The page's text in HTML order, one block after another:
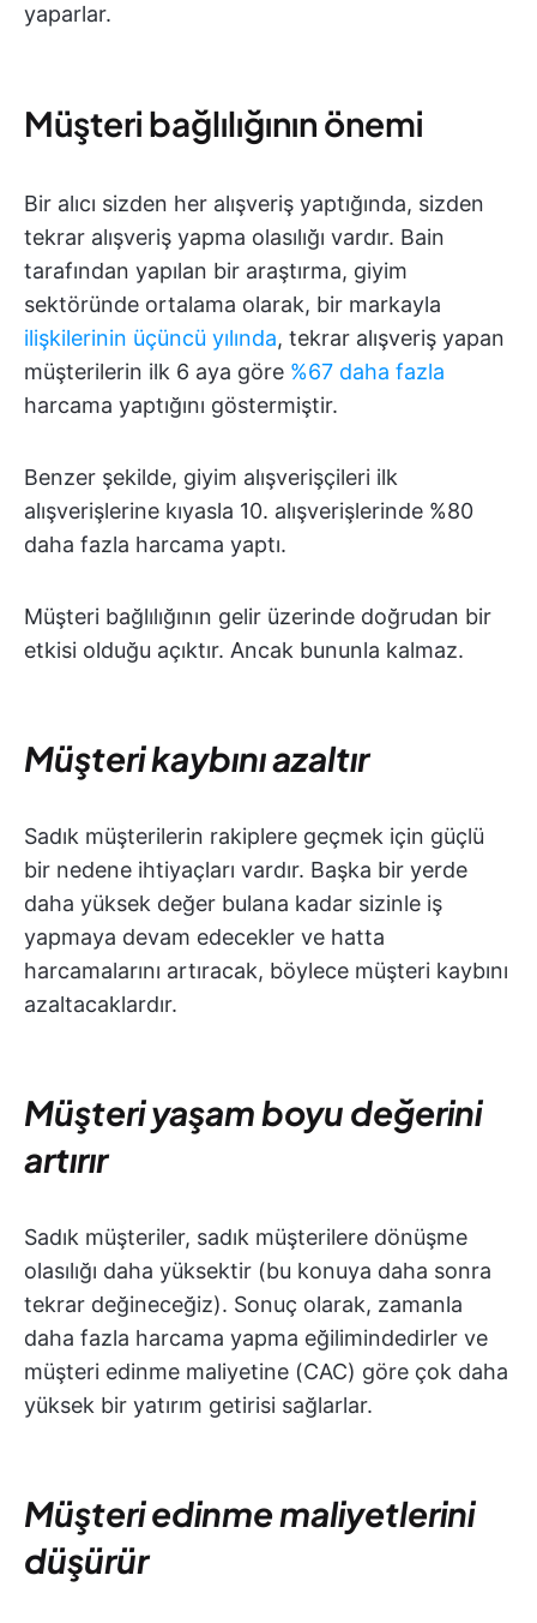
yaparlar.
Müşteri bağlılığının önemi
Bir alıcı sizden her alışveriş yaptığında, sizden
tekrar alışveriş yapma olasılığı vardır. Bain
tarafından yapılan bir araştırma, giyim
sektöründe ortalama olarak, bir markayla
ilişkilerinin üçüncü yılında, tekrar alışveriş yapan
müşterilerin ilk 6 aya göre %67 daha fazla
harcama yaptığını göstermiştir.
Benzer şekilde, giyim alışverişçileri ilk
alışverişlerine kıyasla 10. alışverişlerinde %80
daha fazla harcama yaptı.
Müşteri bağlılığının gelir üzerinde doğrudan bir
etkisi olduğu açıktır. Ancak bununla kalmaz.
Müşteri kaybını azaltır
Sadık müşterilerin rakiplere geçmek için güçlü
bir nedene ihtiyaçları vardır. Başka bir yerde
daha yüksek değer bulana kadar sizinle iş
yapmaya devam edecekler ve hatta
harcamalarını artıracak, böylece müşteri kaybını
azaltacaklardır.
Müşteri yaşam boyu değerini
artırır
Sadık müşteriler, sadık müşterilere dönüşme
olasılığı daha yüksektir (bu konuya daha sonra
tekrar değineceğiz). Sonuç olarak, zamanla
daha fazla harcama yapma eğilimindedirler ve
müşteri edinme maliyetine (CAC) göre çok daha
yüksek bir yatırım getirisi sağlarlar.
Müşteri edinme maliyetlerini
düşürür